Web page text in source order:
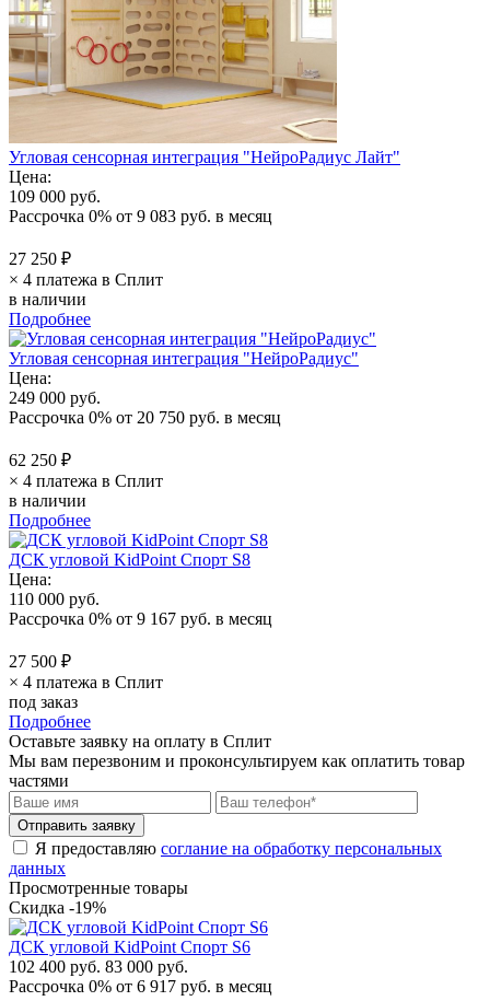
Угловая сенсорная интеграция "НейроРадиус Лайт"
Цена:
109 000 руб.
Рассрочка 0% от 9 083 руб. в месяц
27 250 ₽
× 4 платежа в Сплит
в наличии
Подробнее
Угловая сенсорная интеграция "НейроРадиус"
Цена:
249 000 руб.
Рассрочка 0% от 20 750 руб. в месяц
62 250 ₽
× 4 платежа в Сплит
в наличии
Подробнее
ДСК угловой KidPoint Спорт S8
Цена:
110 000 руб.
Рассрочка 0% от 9 167 руб. в месяц
27 500 ₽
× 4 платежа в Сплит
под заказ
Подробнее
Оставьте заявку на оплату в Сплит
Мы вам перезвоним и проконсультируем как оплатить товар
частями
Я предоставляю соглание на обработку персональных
данных
Просмотренные товары
Скидка -19%
ДСК угловой KidPoint Спорт S6
102 400 руб. 83 000 руб.
Рассрочка 0% от 6 917 руб. в месяц